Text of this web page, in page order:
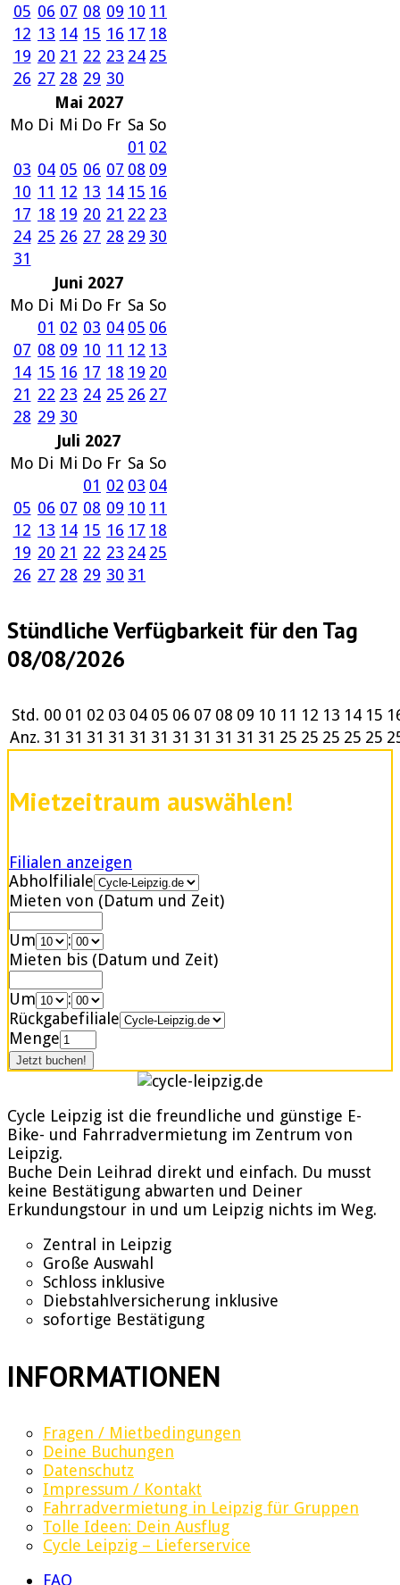
05 06 07 08 09 10 11
12 13 14 15 16 17 18
19 20 21 22 23 24 25
26 27 28 29 30
Mai 2027
Mo Di Mi Do Fr Sa So
01 02
03 04 05 06 07 08 09
10 11 12 13 14 15 16
17 18 19 20 21 22 23
24 25 26 27 28 29 30
31
Juni 2027
Mo Di Mi Do Fr Sa So
01 02 03 04 05 06
07 08 09 10 11 12 13
14 15 16 17 18 19 20
21 22 23 24 25 26 27
28 29 30
Juli 2027
Mo Di Mi Do Fr Sa So
01 02 03 04
05 06 07 08 09 10 11
12 13 14 15 16 17 18
19 20 21 22 23 24 25
26 27 28 29 30 31
Stündliche Verfügbarkeit für den Tag
08/08/2026
Std. 00 01 02 03 04 05 06 07 08 09 10 11 12 13 14 15
Anz. 31 31 31 31 31 31 31 31 31 31 31 25 25 25 25 25
Mietzeitraum auswählen!
Filialen anzeigen
Abholfiliale
Mieten von (Datum und Zeit)
Um
:
Mieten bis (Datum und Zeit)
Um
:
Rückgabefiliale
Menge
Cycle Leipzig ist die freundliche und günstige E-
Bike- und Fahrradvermietung im Zentrum von
Leipzig.
Buche Dein Leihrad direkt und einfach. Du musst
keine Bestätigung abwarten und Deiner
Erkundungstour in und um Leipzig nichts im Weg.
Zentral in Leipzig
Große Auswahl
Schloss inklusive
Diebstahlversicherung inklusive
sofortige Bestätigung
INFORMATIONEN
Fragen / Mietbedingungen
Deine Buchungen
Datenschutz
Impressum / Kontakt
Fahrradvermietung in Leipzig für Gruppen
Tolle Ideen: Dein Ausflug
Cycle Leipzig – Lieferservice
FAQ